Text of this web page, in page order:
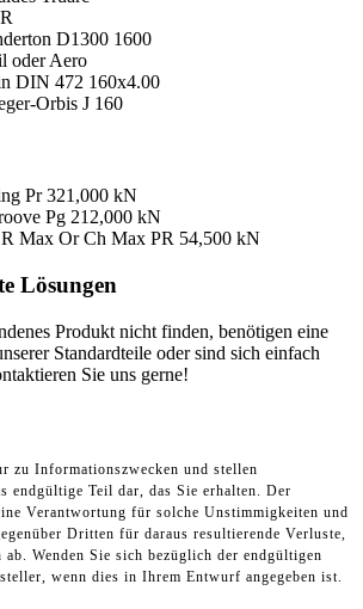
D1300 1600
oder Aero
DIN 472 160x4.00
Orbis J 160
Pr 321,000 kN
Pg 212,000 kN
Max Or Ch Max PR 54,500 kN
Lösungen
Produkt nicht finden, benötigen eine
Standardteile oder sind sich einfach
Sie uns gerne!
zu Informationszwecken und stellen
endgültige Teil dar, das Sie erhalten. Der
Verantwortung für solche Unstimmigkeiten und
Dritten für daraus resultierende Verluste,
ab. Wenden Sie sich bezüglich der endgültigen
wenn dies in Ihrem Entwurf angegeben ist.